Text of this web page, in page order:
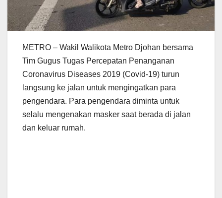
METRO – Wakil Walikota Metro Djohan bersama
Tim Gugus Tugas Percepatan Penanganan
Coronavirus Diseases 2019 (Covid-19) turun
langsung ke jalan untuk mengingatkan para
pengendara. Para pengendara diminta untuk
selalu mengenakan masker saat berada di jalan
dan keluar rumah.